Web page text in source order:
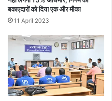
बकाएदारों को दिया एक और मौका
11 April 2023